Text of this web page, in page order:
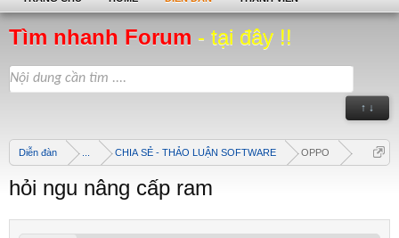
Tìm nhanh Forum - tại đây !!
↑ ↓
Diễn đàn CHIA SẺ - THẢO LUẬN SOFTWARE OPPO
hỏi ngu nâng cấp ram